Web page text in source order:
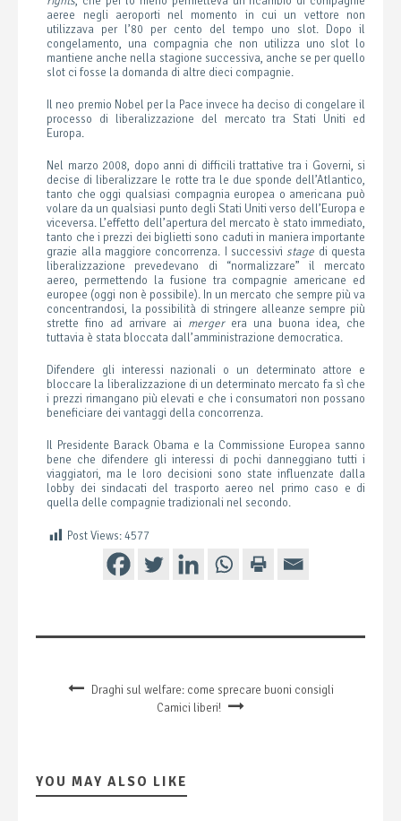
aeree negli aeroporti nel momento in cui un vettore non
utilizzava per l’80 per cento del tempo uno slot. Dopo il
congelamento, una compagnia che non utilizza uno slot lo
mantiene anche nella stagione successiva, anche se per quello
slot ci fosse la domanda di altre dieci compagnie.
Il neo premio Nobel per la Pace invece ha deciso di congelare il
processo di liberalizzazione del mercato tra Stati Uniti ed
Europa.
Nel marzo 2008, dopo anni di difficili trattative tra i Governi, si
decise di liberalizzare le rotte tra le due sponde dell’Atlantico,
tanto che oggi qualsiasi compagnia europea o americana può
volare da un qualsiasi punto degli Stati Uniti verso dell’Europa e
viceversa. L’effetto dell’apertura del mercato è stato immediato,
tanto che i prezzi dei biglietti sono caduti in maniera importante
grazie alla maggiore concorrenza. I successivistage di questa
liberalizzazione prevedevano di “normalizzare” il mercato
aereo, permettendo la fusione tra compagnie americane ed
europee (oggi non è possibile). In un mercato che sempre più va
concentrandosi, la possibilità di stringere alleanze sempre più
strette fino ad arrivare ai mergerera una buona idea, che
tuttavia è stata bloccata dall’amministrazione democratica.
Difendere gli interessi nazionali o un determinato attore e
bloccare la liberalizzazione di un determinato mercato fa sì che
i prezzi rimangano più elevati e che i consumatori non possano
beneficiare dei vantaggi della concorrenza.
Il Presidente Barack Obama e la Commissione Europea sanno
bene che difendere gli interessi di pochi danneggiano tutti i
viaggiatori, ma le loro decisioni sono state influenzate dalla
lobby dei sindacati del trasporto aereo nel primo caso e di
quella delle compagnie tradizionali nel secondo.
Post Views: 4577
Draghi sul welfare: come sprecare buoni consigli
Camici liberi!
YOU MAY ALSO LIKE